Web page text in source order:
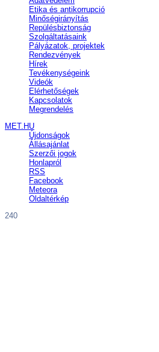
Etika és antikorrupció
Minőségirányítás
Repülésbiztonság
Szolgáltatásaink
Pályázatok, projektek
Rendezvények
Hírek
Tevékenységeink
Videók
Elérhetőségek
Kapcsolatok
Megrendelés
MET.HU
Újdonságok
Állásajánlat
Szerzői jogok
Honlapról
RSS
Facebook
Meteora
Oldaltérkép
240